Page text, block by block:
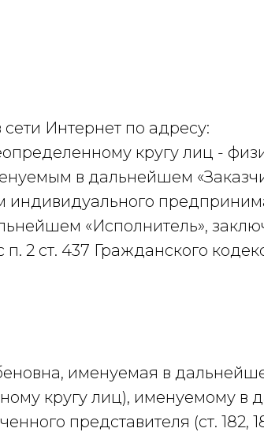
Интернет по адресу:
кругу лиц -
в дальнейшем
«Исполнитель»,
п. 2 ст. 437 Гражданского
именуемая в
кругу лиц), именуемому в
представителя (ст. 182,